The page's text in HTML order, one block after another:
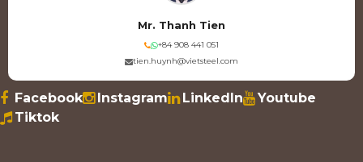
Mr. Thanh Tien
+84 908 441 051
tien.huynh@vietsteel.com
Facebook Instagram LinkedIn
Youtube
Tiktok